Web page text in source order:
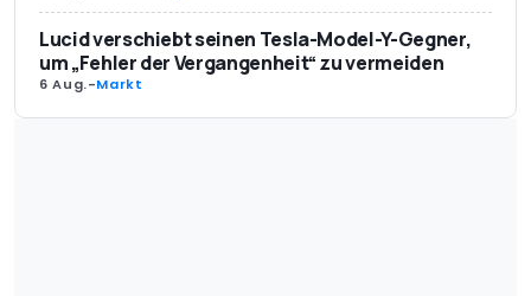
Lucid verschiebt seinen Tesla-Model-Y-Gegner,
um „Fehler der Vergangenheit“ zu vermeiden
6 Aug.-Markt